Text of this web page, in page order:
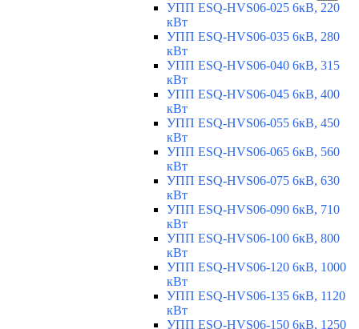
УПП ESQ-HVS06-025 6кВ, 220
кВт
УПП ESQ-HVS06-035 6кВ, 280
кВт
УПП ESQ-HVS06-040 6кВ, 315
кВт
УПП ESQ-HVS06-045 6кВ, 400
кВт
УПП ESQ-HVS06-055 6кВ, 450
кВт
УПП ESQ-HVS06-065 6кВ, 560
кВт
УПП ESQ-HVS06-075 6кВ, 630
кВт
УПП ESQ-HVS06-090 6кВ, 710
кВт
УПП ESQ-HVS06-100 6кВ, 800
кВт
УПП ESQ-HVS06-120 6кВ, 1000
кВт
УПП ESQ-HVS06-135 6кВ, 1120
кВт
УПП ESQ-HVS06-150 6кВ, 1250